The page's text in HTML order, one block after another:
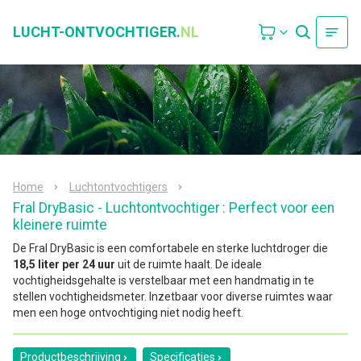
LUCHT-ONTVOCHTIGER.NL
Home Luchtontvochtigers
Fral DryBasic - Luchtontvochtiger : Perfect voor een
kleinere ruimte
De Fral DryBasic is een comfortabele en sterke luchtdroger die
18,5 liter per 24 uur uit de ruimte haalt. De ideale
vochtigheidsgehalte is verstelbaar met een handmatig in te
stellen vochtigheidsmeter. Inzetbaar voor diverse ruimtes waar
men een hoge ontvochtiging niet nodig heeft.
Productbeschrijving Specificaties